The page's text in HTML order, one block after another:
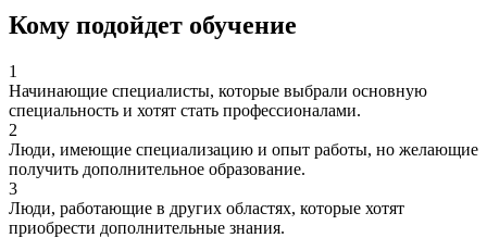
Кому подойдет обучение
1
Начинающие специалисты, которые выбрали основную
специальность и хотят стать профессионалами.
2
Люди, имеющие специализацию и опыт работы, но желающие
получить дополнительное образование.
3
Люди, работающие в других областях, которые хотят
приобрести дополнительные знания.